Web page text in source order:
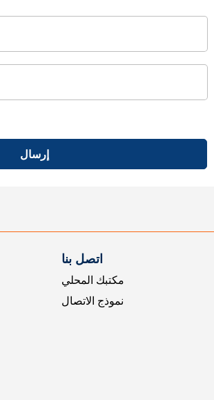
إرسال
اتصل بنا
مكتبك المحلي
نموذج الاتصال